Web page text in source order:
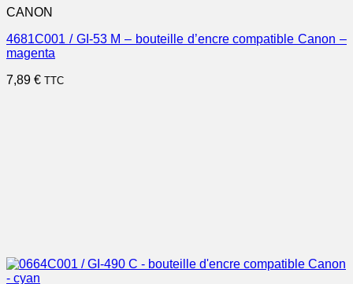
CANON
4681C001 / GI-53 M – bouteille d’encre compatible Canon –
magenta
7,89 € TTC